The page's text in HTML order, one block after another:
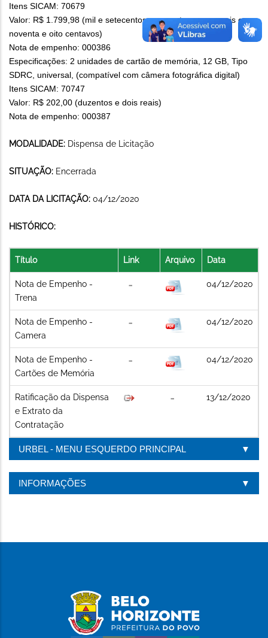
Itens SICAM: 70679
Valor: R$ 1.799,98 (mil e setecentos e noventa e nove reais e
noventa e oito centavos)
Nota de empenho: 000386
Especificações: 2 unidades de cartão de memória, 12 GB, Tipo
SDRC, universal, (compatível com câmera fotográfica digital)
Itens SICAM: 70747
Valor: R$ 202,00 (duzentos e dois reais)
Nota de empenho: 000387
MODALIDADE: Dispensa de Licitação
SITUAÇÃO: Encerrada
DATA DA LICITAÇÃO: 04/12/2020
HISTÓRICO:
Título Link Arquivo Data
Nota de Empenho -
Trena
04/12/2020
Nota de Empenho -
Camera
04/12/2020
Nota de Empenho -
Cartões de Memória
04/12/2020
Ratificação da Dispensa
e Extrato da
Contratação
13/12/2020
URBEL - MENU ESQUERDO PRINCIPAL
INFORMAÇÕES